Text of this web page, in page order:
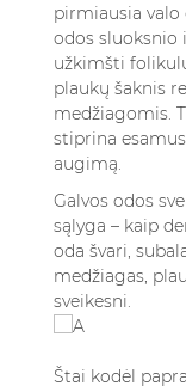
pirmiausia valo
odos sluoksnio
užkimšti
plaukų šaknis
medžiagomis.
stiprina
augimą.
Galvos odos
sąlyga – kaip
oda švari,
medžiagas,
sveikesni.
Štai kodėl